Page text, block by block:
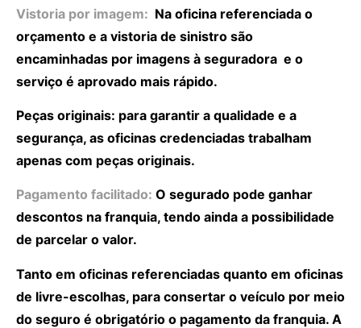
Vistoria por imagem: Na oficina referenciada o
orçamento e a vistoria de sinistro são
encaminhadas por imagens à seguradora e o
serviço é aprovado mais rápido.
Peças originais: para garantir a qualidade e a
segurança, as oficinas credenciadas trabalham
apenas com peças originais.
Pagamento facilitado: O segurado pode ganhar
descontos na franquia, tendo ainda a possibilidade
de parcelar o valor.
Tanto em oficinas referenciadas quanto em oficinas
de livre-escolhas, para consertar o veículo por meio
do seguro é obrigatório o pagamento da franquia. A